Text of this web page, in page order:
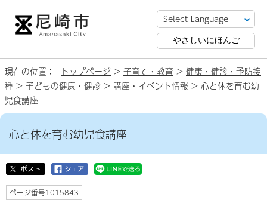
やさしいにほんご
現在の位置： トップページ > 子育て・教育 > 健康・健診・予防接
種 > 子どもの健康・健診 > 講座・イベント情報 > 心と体を育む幼
児食講座
心と体を育む幼児食講座
ページ番号1015843